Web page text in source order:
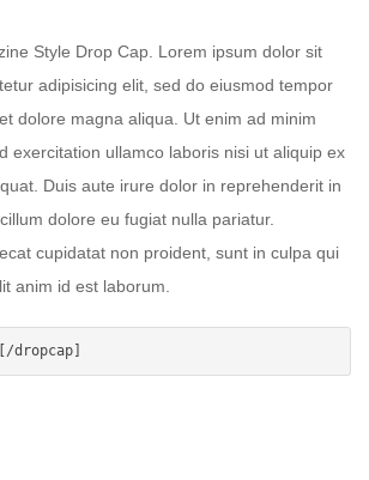
Style Drop Cap. Lorem ipsum dolor sit
adipisicing elit, sed do eiusmod tempor
dolore magna aliqua. Ut enim ad minim
exercitation ullamco laboris nisi ut aliquip ex
Duis aute irure dolor in reprehenderit in
dolore eu fugiat nulla pariatur.
cupidatat non proident, sunt in culpa qui
anim id est laborum.